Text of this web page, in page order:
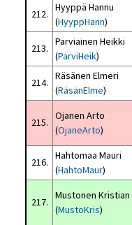
212.
Hyyppä Hannu
(HyyppHann)
213.
Parviainen Heikki
(ParviHeik)
214.
Räsänen Elmeri
(RäsänElme)
215.
Ojanen Arto
(OjaneArto)
216.
Hahtomaa Mauri
(HahtoMaur)
217.
Mustonen Kristian
(MustoKris)